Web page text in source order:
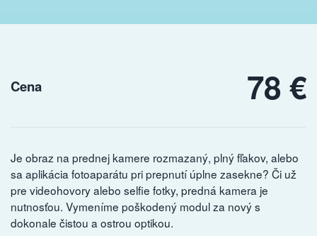
Cena 78 €
Je obraz na prednej kamere rozmazaný, plný fľakov, alebo
sa aplikácia fotoaparátu pri prepnutí úplne zasekne? Či už
pre videohovory alebo selfie fotky, predná kamera je
nutnosťou. Vymeníme poškodený modul za nový s
dokonale čistou a ostrou optikou.